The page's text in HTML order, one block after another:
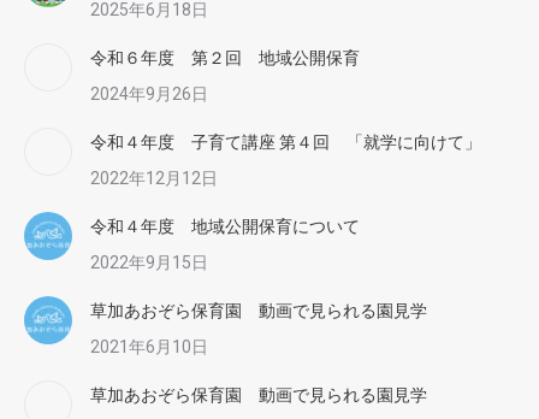
2025年6月18日
令和６年度 第２回 地域公開保育
2024年9月26日
令和４年度 子育て講座 第４回 「就学に向けて」
2022年12月12日
令和４年度 地域公開保育について
2022年9月15日
草加あおぞら保育園 動画で見られる園見学
2021年6月10日
草加あおぞら保育園 動画で見られる園見学